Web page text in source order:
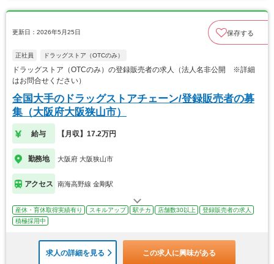
更新日：2026年5月25日 保存する
正社員 ドラッグストア（OTCのみ）
ドラッグストア（OTCのみ）の登録販売者の求人（法人名非公開 ※詳細
はお問合せください）
全国大手のドラッグストアチェーン/登録販売者の募
集（大阪府大阪狭山市）
給与 【月収】17.2万円
勤務地 大阪府 大阪狭山市
アクセス 南海高野線 金剛駅
産休・育休取得実績有り スキルアップ 駅チカ 店舗数30以上
登録販売者の求人
積極採用中
求人の詳細を見る この求人に興味がある